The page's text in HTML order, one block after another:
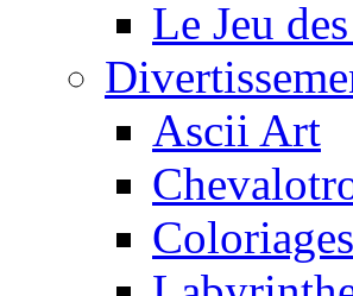
Le Jeu
Ascii Art
Coloriages